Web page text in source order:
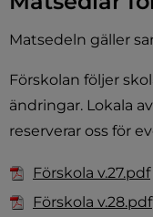
öppnas i nytt
Matsedeln gäller
Förskolan följer
ändringar. Lokala
reserverar oss för
Filer tillgängliga för
Ikon som illustrerar
Förskola v.27.pdf
Förskola v.28.pdf